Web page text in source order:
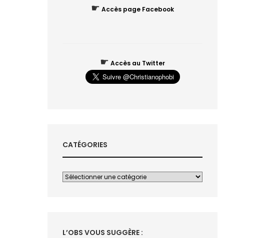
☛ Accès page Facebook
☛ Accès au Twitter
CATÉGORIES
L’OBS VOUS SUGGÈRE :